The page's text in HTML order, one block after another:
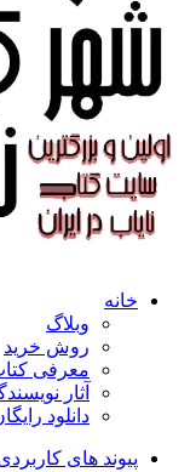
خانه
وبلاگ
روش خرید
معرفی
آثار
دانلود
پیوند های